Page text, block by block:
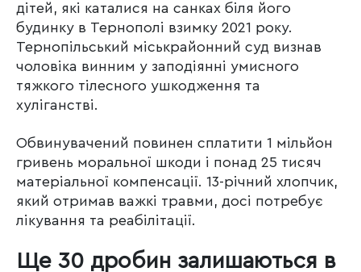
дітей, які каталися на санках біля його
будинку в Тернополі взимку 2021 року.
Тернопільський міськрайонний суд визнав
чоловіка винним у заподіянні умисного
тяжкого тілесного ушкодження та
хуліганстві.
Обвинувачений повинен сплатити 1 мільйон
гривень моральної шкоди і понад 25 тисяч
матеріальної компенсації. 13-річний хлопчик,
який отримав важкі травми, досі потребує
лікування та реабілітації.
Ще 30 дробин залишаються в